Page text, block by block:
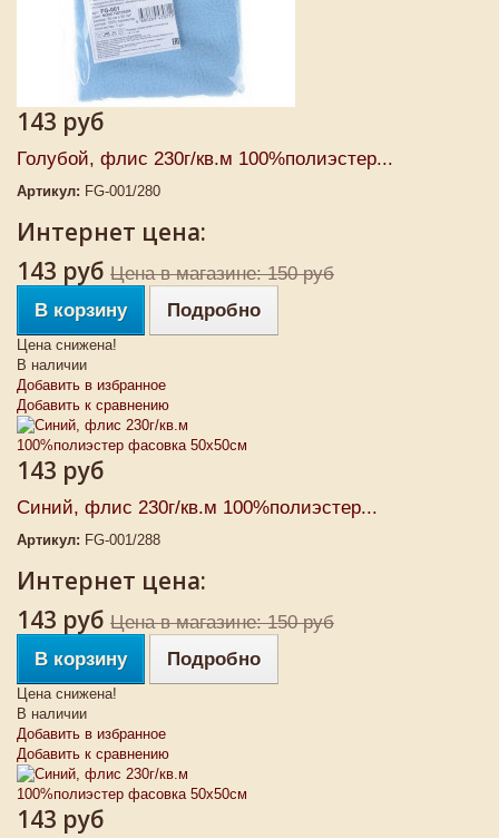
143 руб
Голубой, флис 230г/кв.м 100%полиэстер...
Артикул: FG-001/280
Интернет цена:
143 руб Цена в магазине: 150 руб
В корзину
Подробно
Цена снижена!
В наличии
Добавить в избранное
Добавить к сравнению
143 руб
Синий, флис 230г/кв.м 100%полиэстер...
Артикул: FG-001/288
Интернет цена:
143 руб Цена в магазине: 150 руб
В корзину
Подробно
Цена снижена!
В наличии
Добавить в избранное
Добавить к сравнению
143 руб